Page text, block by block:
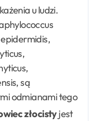
u ludzi.
są
odmianami tego
złocistyjest